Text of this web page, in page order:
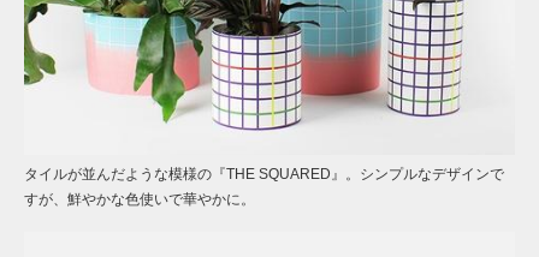
タイルが並んだような模様の『THE SQUARED』。シンプルなデザインで
すが、鮮やかな色使いで華やかに。